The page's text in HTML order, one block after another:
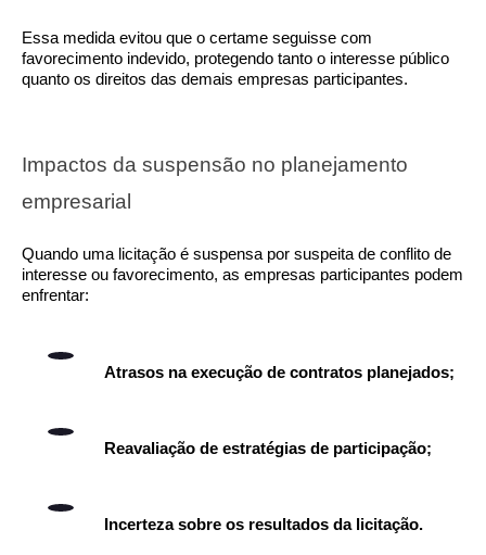
Essa medida evitou que o certame seguisse com
favorecimento indevido, protegendo tanto o interesse público
quanto os direitos das demais empresas participantes.
Impactos da suspensão no planejamento
empresarial
Quando uma licitação é suspensa por suspeita de conflito de
interesse ou favorecimento, as empresas participantes podem
enfrentar:
Atrasos na execução de contratos planejados;
Reavaliação de estratégias de participação;
Incerteza sobre os resultados da licitação.